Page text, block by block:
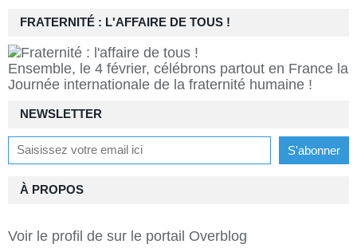
NEWSLETTER
FRATERNITÉ : L'AFFAIRE DE TOUS !
Ensemble, le 4 février, célébrons partout en France la
Journée internationale de la fraternité humaine !
À PROPOS
Voir le profil de sur le portail Overblog